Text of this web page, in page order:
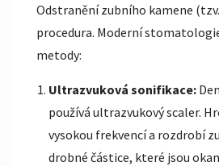
Odstranění zubního kamene
procedura. Moderní
metody:
Ultrazvuková sonifikace:
používá ultrazvukový scaler.
vysokou frekvencí a rozdrobí
drobné částice, které jsou